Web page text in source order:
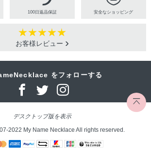
100日返品保証 安全なショッピング
お客様レビュー
をフォローする
デスクトップ版を表示
2022 My Name Necklace All rights reserved.